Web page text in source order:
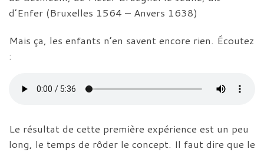
d’Enfer (Bruxelles 1564 – Anvers 1638)
Mais ça, les enfants n’en savent encore rien. Écoutez
:
Le résultat de cette première expérience est un peu
long, le temps de rôder le concept. Il faut dire que le